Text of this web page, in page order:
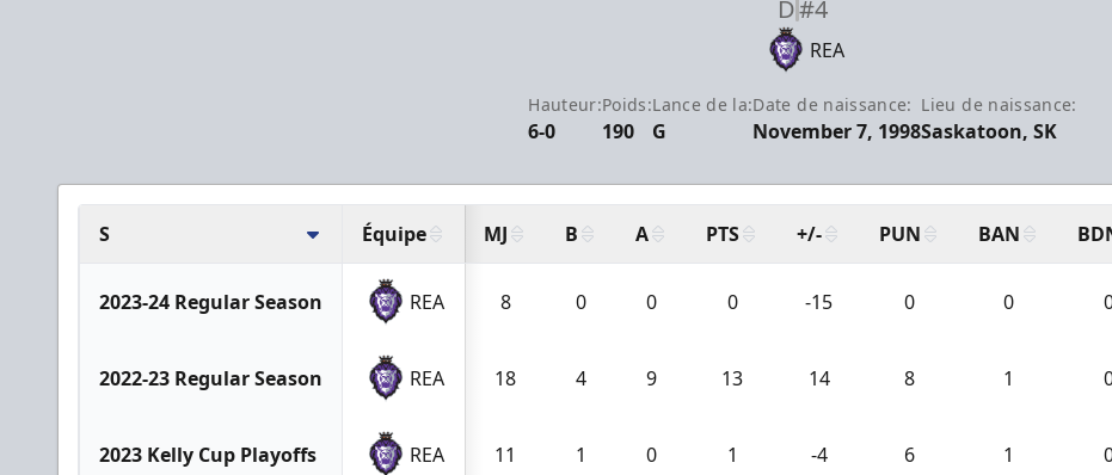
D#4
REA
Hauteur:
6-0
Poids:
190
Lance de la:
G
Date de naissance:
November 7, 1998
Lieu de naissance:
Saskatoon, SK
S Équipe MJ B A PTS +/- PUN BAN
2023-24 Regular Season REA 8 0 0 0 -15 0 0
2022-23 Regular Season REA 18 4 9 13 14 8 1
2023 Kelly Cup Playoffs REA 11 1 0 1 -4 6 1